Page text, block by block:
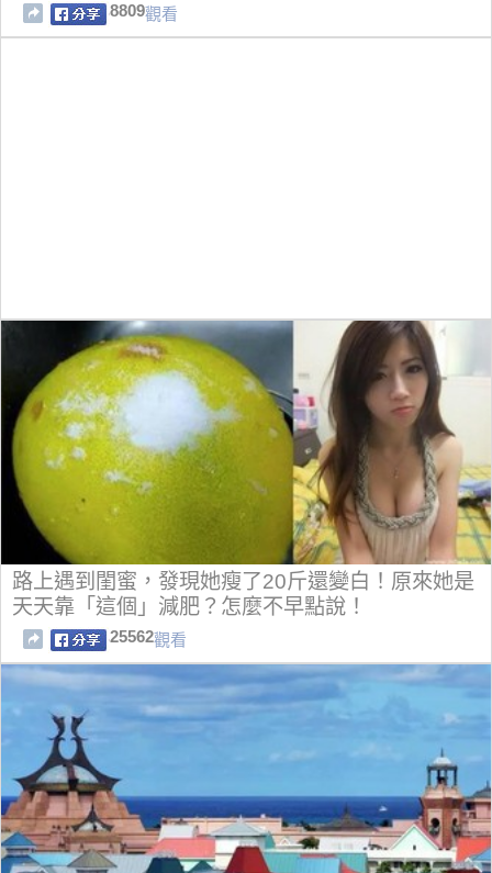
8809觀看
路上遇到閨蜜，發現她瘦了20斤還變白！原來她是
天天靠「這個」減肥？怎麼不早點說！
25562觀看